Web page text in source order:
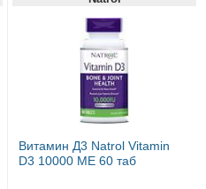
Витамин Д3 Natrol Vitamin
D3 10000 ME 60 таб